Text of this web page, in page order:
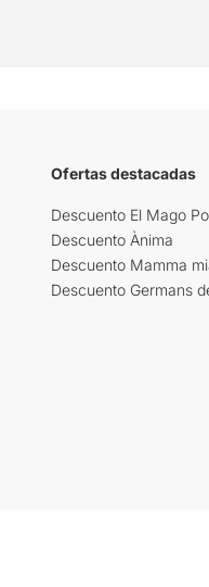
Ofertas destacadas
Descuento El Mago
Descuento Ànima
Descuento Mamma
Descuento Germans